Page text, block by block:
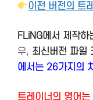
이전 버전의 트
FLiNG에서 제작
우, 최신버전 파일
에서는 26가지의
트레이너의 영어